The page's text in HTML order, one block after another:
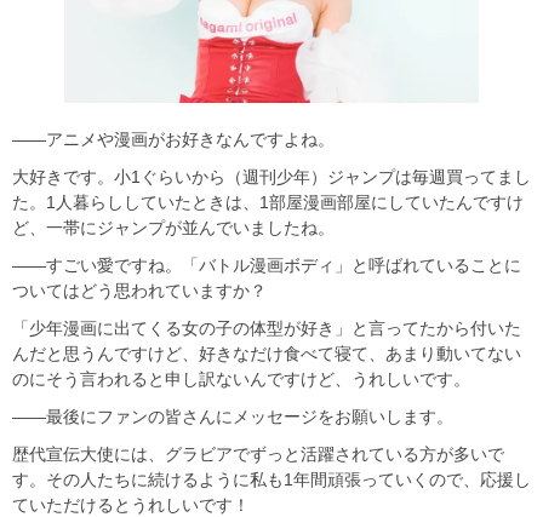
――アニメや漫画がお好きなんですよね。
大好きです。小1ぐらいから（週刊少年）ジャンプは毎週買ってまし
た。1人暮らししていたときは、1部屋漫画部屋にしていたんですけ
ど、一帯にジャンプが並んでいましたね。
――すごい愛ですね。「バトル漫画ボディ」と呼ばれていることに
ついてはどう思われていますか？
「少年漫画に出てくる女の子の体型が好き」と言ってたから付いた
んだと思うんですけど、好きなだけ食べて寝て、あまり動いてない
のにそう言われると申し訳ないんですけど、うれしいです。
――最後にファンの皆さんにメッセージをお願いします。
歴代宣伝大使には、グラビアでずっと活躍されている方が多いで
す。その人たちに続けるように私も1年間頑張っていくので、応援し
ていただけるとうれしいです！